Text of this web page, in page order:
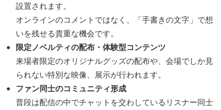
設置されます。
オンラインのコメントではなく、「手書きの文字」で想
いを残せる貴重な機会です。
限定ノベルティの配布・体験型コンテンツ
来場者限定のオリジナルグッズの配布や、会場でしか見
られない特別な映像、展示が行われます。
ファン同士のコミュニティ形成
普段は配信の中でチャットを交わしているリスナー同士